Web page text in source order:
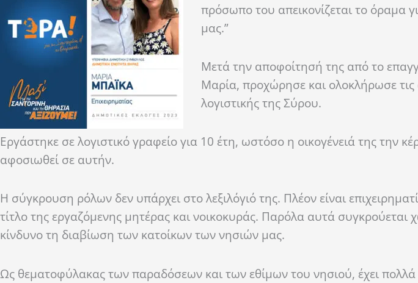
πρόσωπο του απεικονίζεται το όραμα
μας.”
Μετά την αποφοίτησή της από το
Μαρία, προχώρησε και ολοκλήρωσε
λογιστικής της Σύρου.
Εργάστηκε σε λογιστικό γραφείο για 10 έτη, ωστόσο η οικογένειά της την
αφοσιωθεί σε αυτήν.
Η σύγκρουση ρόλων δεν υπάρχει στο λεξιλόγιό της. Πλέον είναι
τίτλο της εργαζόμενης μητέρας και νοικοκυράς. Παρόλα αυτά
κίνδυνο τη διαβίωση των κατοίκων των νησιών μας.
Ως θεματοφύλακας των παραδόσεων και των εθίμων του νησιού, έχει πολλά